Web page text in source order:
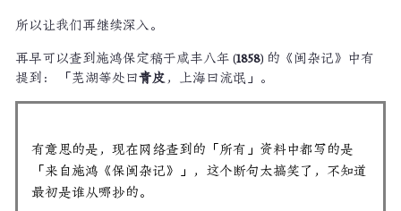
所以让我们再继续深入。
再早可以查到施鸿保定稿于咸丰八年 (1858) 的《闽杂记》中有
提到： 「芜湖等处曰青皮 ，上海曰流氓」。
有意思的是，现在网络查到的「所有」资料中都写的是
「来自施鸿《保闽杂记》」，这个断句太搞笑了，不知道
最初是谁从哪抄的。